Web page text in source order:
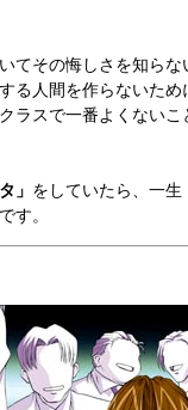
てその悔しさを知らな
る人間を作らないため
ラスで一番よくないこ
」 をしていたら、一
す。